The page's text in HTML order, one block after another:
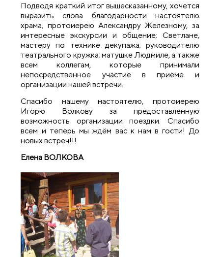
Подводя краткий итог вышесказанному, хочется
выразить слова благодарности настоятелю
храма, протоиерею Александру Железному, за
интересные экскурсии и общение; Светлане,
мастеру по технике декупажа; руководителю
театрального кружка; матушке Людмиле, а также
всем коллегам, которые принимали
непосредственное участие в приёме и
организации нашей встречи.
Спасибо нашему настоятелю, протоиерею
Игорю Волкову за предоставленную
возможность организации поездки. Спасибо
всем и теперь мы ждём вас к нам в гости! До
новых встреч!!!
Елена ВОЛКОВА